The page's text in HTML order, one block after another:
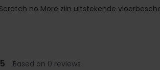
no More zijn uitstekende
het zachte materiaal van de wielen krijgt
vloer.
alleen met stift aan, zodat een goede
5 Based on 0 reviews